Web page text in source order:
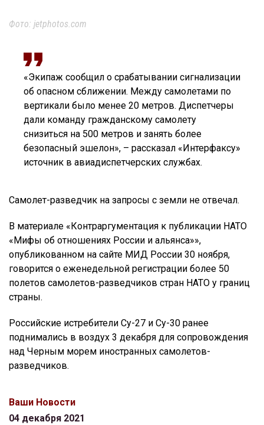
Фото: jetphotos.com
«Экипаж сообщил о срабатывании сигнализации
об опасном сближении. Между самолетами по
вертикали было менее 20 метров. Диспетчеры
дали команду гражданскому самолету
снизиться на 500 метров и занять более
безопасный эшелон», – рассказал «Интерфаксу»
источник в авиадиспетчерских службах.
Самолет-разведчик на запросы с земли не отвечал.
В материале «Контраргументация к публикации НАТО
«Мифы об отношениях России и альянса»»,
опубликованном на сайте МИД России 30 ноября,
говорится о еженедельной регистрации более 50
полетов самолетов-разведчиков стран НАТО у границ
страны.
Российские истребители Су-27 и Су-30 ранее
поднимались в воздух 3 декабря для сопровождения
над Черным морем иностранных самолетов-
разведчиков.
Ваши Новости
04 декабря 2021